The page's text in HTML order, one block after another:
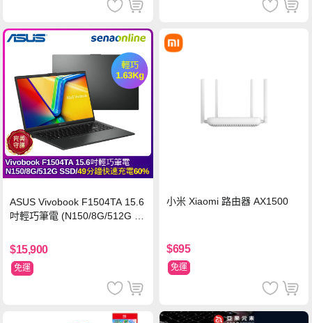
ASUS Vivobook F1504TA 15.6
吋輕巧筆電 (N150/8G/512G S
$15,900
免運
小米 Xiaomi 路由器 AX1500
$695
免運